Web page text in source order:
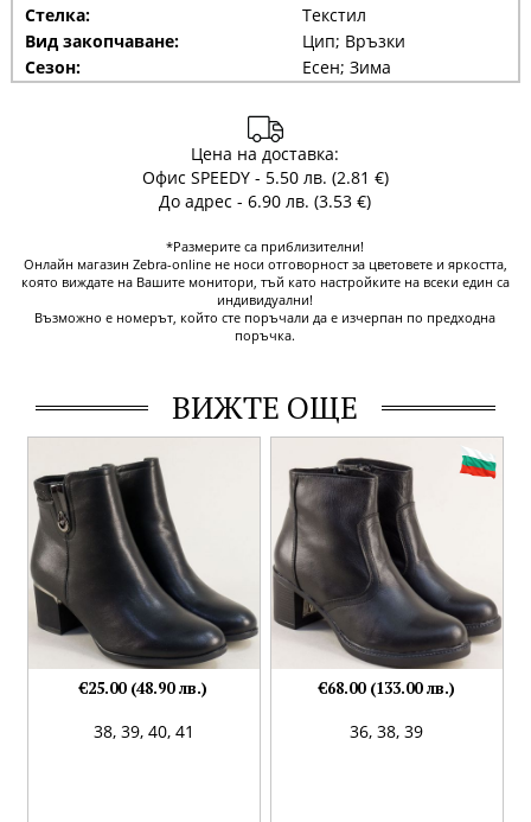
Стелка:
Текстил
Вид закопчаване:
Цип; Връзки
Сезон:
Есен; Зима
Цена на доставка:
Офис SPEEDY - 5.50 лв. (2.81 €)
До адрес - 6.90 лв. (3.53 €)
*Размерите са приблизителни!
Онлайн магазин Zebra-online не носи отговорност за цветовете и яркостта,
която виждате на Вашите монитори, тъй като настройките на всеки един са
индивидуални!
Възможно е номерът, който сте поръчали да е изчерпан по предходна
поръчка.
ВИЖТЕ ОЩЕ
38, 39, 40, 41
€25.00 (48.90 лв.)
36,38,39
€68.00 (133.00 лв.)